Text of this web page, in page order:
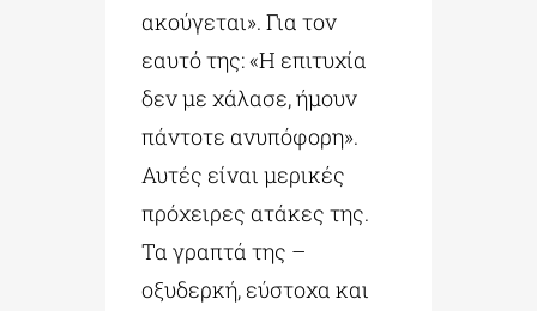
ακούγεται». Για τον
εαυτό της: «Η επιτυχία
δεν με χάλασε, ήμουν
πάντοτε ανυπόφορη».
Αυτές είναι μερικές
πρόχειρες ατάκες της.
Τα γραπτά της –
οξυδερκή, εύστοχα και